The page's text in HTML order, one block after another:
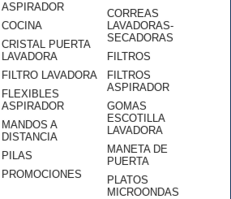
ASPIRADOR
COCINA
CRISTAL PUERTA
LAVADORA
FILTRO LAVADORA
FLEXIBLES
ASPIRADOR
MANDOS A
DISTANCIA
PILAS
PROMOCIONES
CORREAS
LAVADORAS-
SECADORAS
FILTROS
FILTROS
ASPIRADOR
GOMAS
ESCOTILLA
LAVADORA
MANETA DE
PUERTA
PLATOS
MICROONDAS